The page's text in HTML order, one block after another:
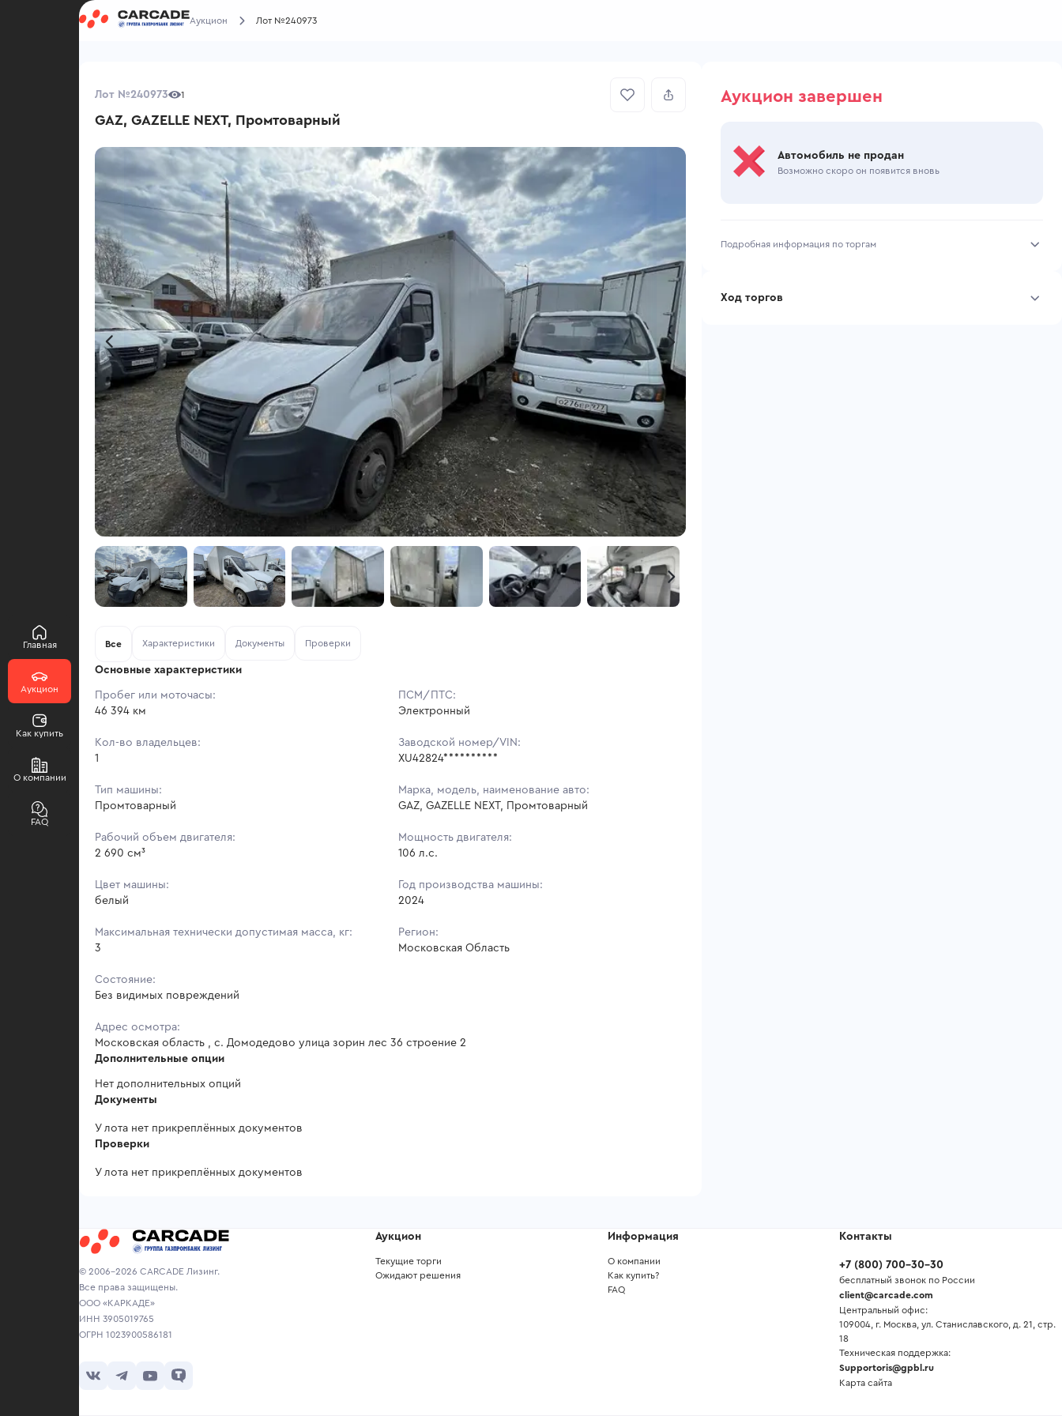
Главная
Аукцион
Как купить
О компании
FAQ
Аукцион Лот №240973
Лот №240973 1
GAZ, GAZELLE NEXT, Промтоварный
Все Характеристики Документы Проверки
Основные характеристики
Пробег или моточасы:
46 394 км
ПСМ/ПТС:
Электронный
Кол-во владельцев:
1
Заводской номер/VIN:
XU42824**********
Тип машины:
Промтоварный
Марка, модель, наименование авто:
GAZ, GAZELLE NEXT, Промтоварный
Рабочий объем двигателя:
2 690 см³
Мощность двигателя:
106 л.с.
Цвет машины:
белый
Год производства машины:
2024
Максимальная технически допустимая масса, кг:
3
Регион:
Московская Область
Состояние:
Без видимых повреждений
Адрес осмотра:
Московская область , с. Домодедово улица зорин лес 36 строение 2
Дополнительные опции
Нет дополнительных опций
Документы
У лота нет прикреплённых документов
Проверки
У лота нет прикреплённых документов
Аукцион завершен
Автомобиль не продан
Возможно скоро он появится вновь
Подробная информация по торгам
Ход торгов
© 2006-2026 CARCADE Лизинг.
Все права защищены.
ООО «КАРКАДЕ»
ИНН 3905019765
ОГРН 1023900586181
Аукцион
Текущие торги
Ожидают решения
Информация
О компании
Как купить?
FAQ
Контакты
+7 (800) 700-30-30
бесплатный звонок по России
client@carcade.com
Центральный офис:
109004, г. Москва, ул. Станиславского, д. 21, стр.
18
Техническая поддержка:
Supportoris@gpbl.ru
Карта сайта